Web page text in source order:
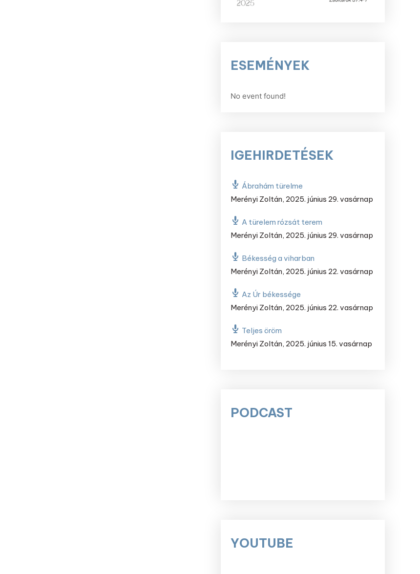
ESEMÉNYEK
No event found!
IGEHIRDETÉSEK
Ábrahám türelme
Merényi Zoltán, 2025. június 29. vasárnap
A türelem rózsát terem
Merényi Zoltán, 2025. június 29. vasárnap
Békesség a viharban
Merényi Zoltán, 2025. június 22. vasárnap
Az Úr békessége
Merényi Zoltán, 2025. június 22. vasárnap
Teljes öröm
Merényi Zoltán, 2025. június 15. vasárnap
PODCAST
YOUTUBE